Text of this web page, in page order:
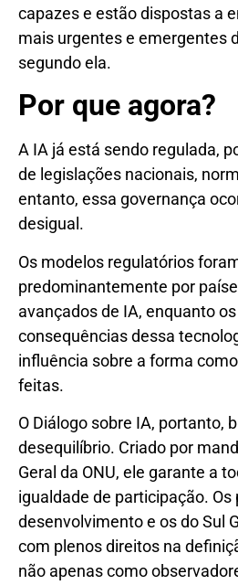
capazes e estão dispostas a
mais urgentes e emergentes
segundo ela.
Por que agora?
A IA já está sendo regulada,
de legislações nacionais,
entanto, essa governança
desigual.
Os modelos regulatórios
predominantemente por
avançados de IA, enquanto
consequências dessa
influência sobre a forma
feitas.
O Diálogo sobre IA, portanto,
desequilíbrio. Criado por
Geral da ONU, ele garante a
igualdade de participação. Os
desenvolvimento e os do Sul
com plenos direitos na
não apenas como